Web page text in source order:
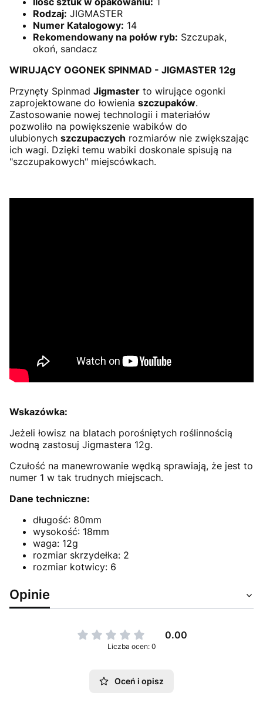
Rodzaj: JIGMASTER
Numer Katalogowy: 14
Rekomendowany na połów ryb: Szczupak,
okoń, sandacz
WIRUJĄCY OGONEK SPINMAD - JIGMASTER 12g
Przynęty Spinmad Jigmaster to wirujące ogonki
zaprojektowane do łowienia szczupaków.
Zastosowanie nowej technologii i materiałów
pozwoliło na powiększenie wabików do
ulubionych szczupaczych rozmiarów nie zwiększając
ich wagi. Dzięki temu wabiki doskonale spisują na
"szczupakowych" miejscówkach.
Wskazówka:
Jeżeli łowisz na blatach porośniętych roślinnością
wodną zastosuj Jigmastera 12g.
Czułość na manewrowanie wędką sprawiają, że jest to
numer 1 w tak trudnych miejscach.
Dane techniczne:
długość: 80mm
wysokość: 18mm
waga: 12g
rozmiar skrzydełka: 2
rozmiar kotwicy: 6
Opinie
0.00
Liczba ocen: 0
Oceń i opisz